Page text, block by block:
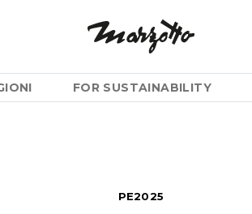
FOR SUSTAINABILITY
PE2025